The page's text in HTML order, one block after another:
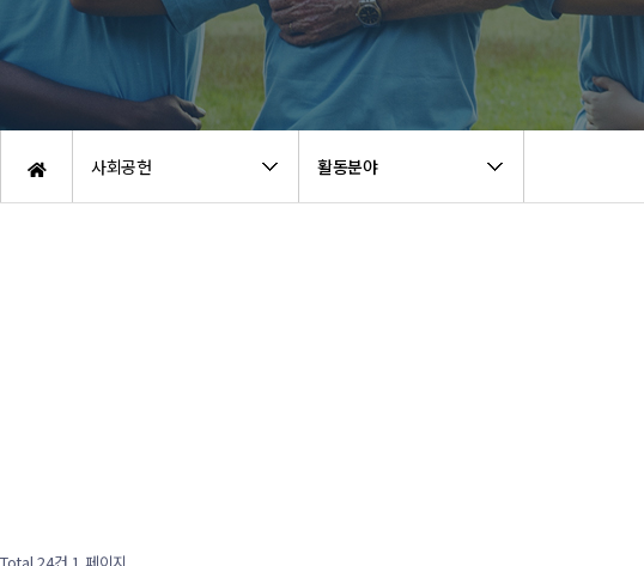
C.I소개
오시는 길
장비소개
용사사업부갤러리
사회공헌 활동분야